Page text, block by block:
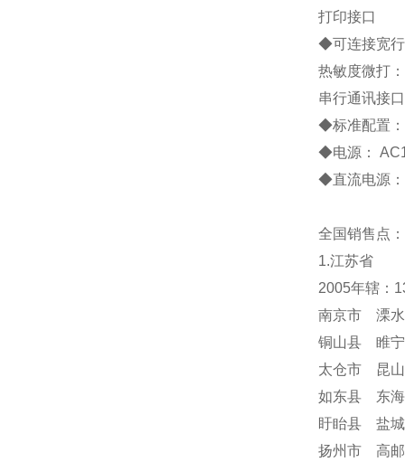
打印接口
◆可连接宽
热敏度微打：
串行通讯接口
◆标准配置
◆电源：
◆直流电源
全国销售点：
1.江苏省
2005年辖：
南京市 溧
铜山县 睢
太仓市 昆
如东县 东
盱眙县 盐
扬州市 高